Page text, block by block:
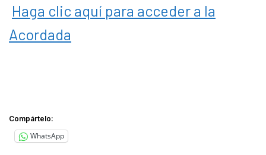
Haga clic aquí para acceder a la
Acordada
Compártelo:
WhatsApp